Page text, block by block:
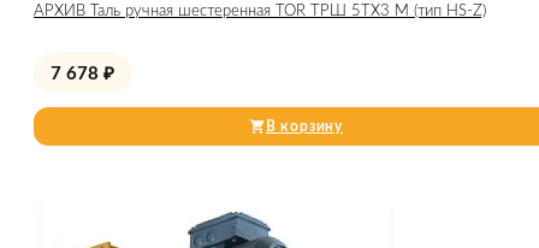
АРХИВ Таль ручная шестеренная TOR ТРШ 5ТХ3 М (тип HS-Z)
7 678 ₽
В корзину